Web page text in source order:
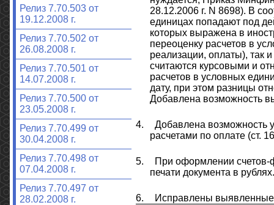
Релиз 7.70.503 от
19.12.2008 г.
Релиз 7.70.502 от
26.08.2008 г.
Релиз 7.70.501 от
14.07.2008 г.
Релиз 7.70.500 от
23.05.2008 г.
Релиз 7.70.499 от
30.04.2008 г.
Релиз 7.70.498 от
07.04.2008 г.
Релиз 7.70.497 от
28.02.2008 г.
28.12.2006 г. N 8698). В
единицах попадают под
которых выражена в
переоценку расчетов в
реализации, оплаты), так
считаются курсовыми и
расчетов в условных
дату, при этом разницы
Добавлена возможность
4.
Добавлена возможность
расчетами по оплате (ст.
5.
При оформлении счетов-
печати документа в
6. Исправлены